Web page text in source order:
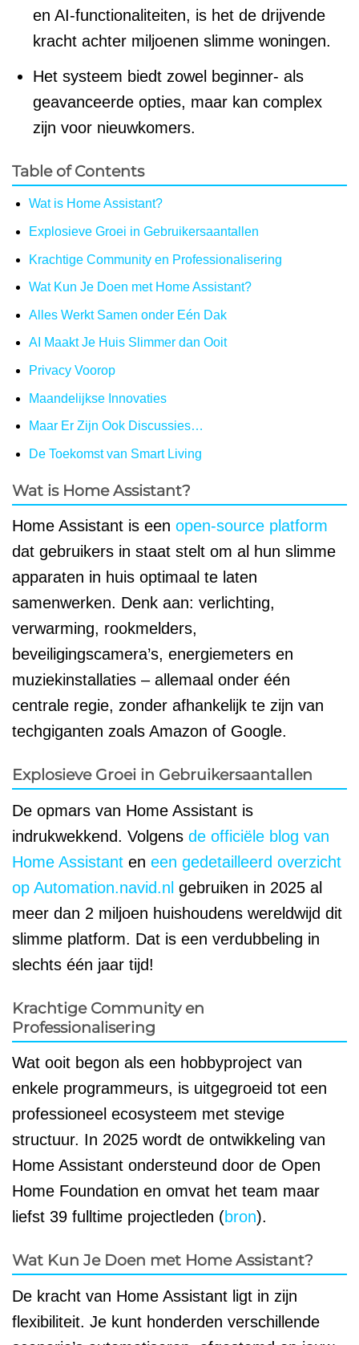
en AI-functionaliteiten, is het de drijvende
kracht achter miljoenen slimme woningen.
Het systeem biedt zowel beginner- als
geavanceerde opties, maar kan complex
zijn voor nieuwkomers.
Table of Contents
Wat is Home Assistant?
Explosieve Groei in Gebruikersaantallen
Krachtige Community en Professionalisering
Wat Kun Je Doen met Home Assistant?
Alles Werkt Samen onder Eén Dak
AI Maakt Je Huis Slimmer dan Ooit
Privacy Voorop
Maandelijkse Innovaties
Maar Er Zijn Ook Discussies…
De Toekomst van Smart Living
Wat is Home Assistant?
Home Assistant is een open-source platform
dat gebruikers in staat stelt om al hun slimme
apparaten in huis optimaal te laten
samenwerken. Denk aan: verlichting,
verwarming, rookmelders,
beveiligingscamera’s, energiemeters en
muziekinstallaties – allemaal onder één
centrale regie, zonder afhankelijk te zijn van
techgiganten zoals Amazon of Google.
Explosieve Groei in Gebruikersaantallen
De opmars van Home Assistant is
indrukwekkend. Volgens de officiële blog van
Home Assistant en een gedetailleerd overzicht
op Automation.navid.nl gebruiken in 2025 al
meer dan 2 miljoen huishoudens wereldwijd dit
slimme platform. Dat is een verdubbeling in
slechts één jaar tijd!
Krachtige Community en
Professionalisering
Wat ooit begon als een hobbyproject van
enkele programmeurs, is uitgegroeid tot een
professioneel ecosysteem met stevige
structuur. In 2025 wordt de ontwikkeling van
Home Assistant ondersteund door de Open
Home Foundation en omvat het team maar
liefst 39 fulltime projectleden (bron).
Wat Kun Je Doen met Home Assistant?
De kracht van Home Assistant ligt in zijn
flexibiliteit. Je kunt honderden verschillende